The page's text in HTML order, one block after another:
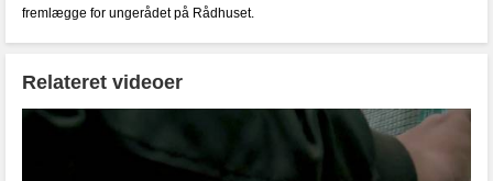
fremlægge for ungerådet på Rådhuset.
Relateret videoer